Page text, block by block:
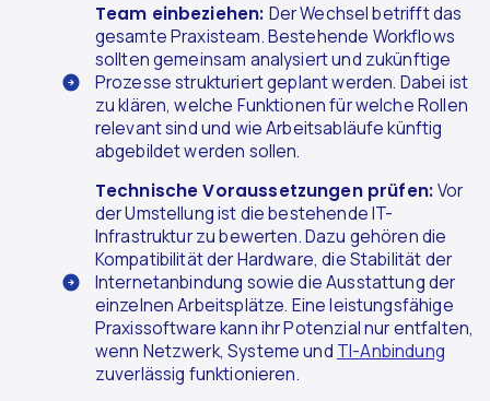
Team einbeziehen: Der Wechsel betrifft das
gesamte Praxisteam. Bestehende Workflows
sollten gemeinsam analysiert und zukünftige
Prozesse strukturiert geplant werden. Dabei ist
zu klären, welche Funktionen für welche Rollen
relevant sind und wie Arbeitsabläufe künftig
abgebildet werden sollen.
Technische Voraussetzungen prüfen:Vor
der Umstellung ist die bestehende IT-
Infrastruktur zu bewerten. Dazu gehören die
Kompatibilität der Hardware, die Stabilität der
Internetanbindung sowie die Ausstattung der
einzelnen Arbeitsplätze. Eine leistungsfähige
Praxissoftware kann ihr Potenzial nur entfalten,
wenn Netzwerk, Systeme und TI-Anbindung
zuverlässig funktionieren.